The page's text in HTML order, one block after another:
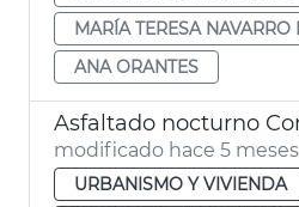
MARÍA TERESA NAVARRO
ANA ORANTES
Asfaltado nocturno
modificado hace 5 meses
URBANISMO Y VIVIENDA